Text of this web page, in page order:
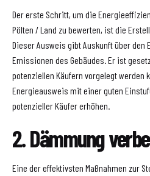
Der erste Schritt, um die
Pölten / Land zu bewerten, ist die
Dieser Ausweis gibt Auskunft über den
Emissionen des Gebäudes. Er ist
potenziellen Käufern vorgelegt werden
Energieausweis mit einer guten
potenzieller Käufer erhöhen.
2. Dämmung
Eine der effektivsten Maßnahmen zur